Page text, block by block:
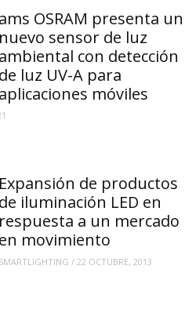
ams OSRAM presenta un
nuevo sensor de luz
ambiental con detección
de luz UV-A para
aplicaciones móviles
Expansión de productos
de iluminación LED en
respuesta a un mercado
en movimiento
SMARTLIGHTING / 22 OCTUBRE, 2013